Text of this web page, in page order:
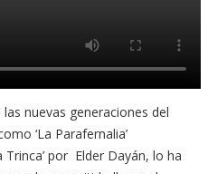
nuevas generaciones del
‘La Parafernalia’
Trinca’ por Elder Dayán, lo ha